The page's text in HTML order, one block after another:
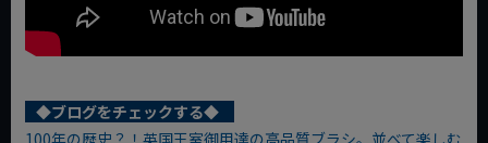
◆ブログをチェックする◆
100年の歴史？！英国王室御用達の高品質ブラシ。並べて楽しむ